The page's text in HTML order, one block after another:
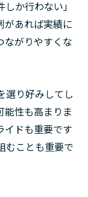
か行わない」
があれば実績に
ながりやすくな
選り好みしてし
能性も高まりま
イドも重要です
むことも重要で